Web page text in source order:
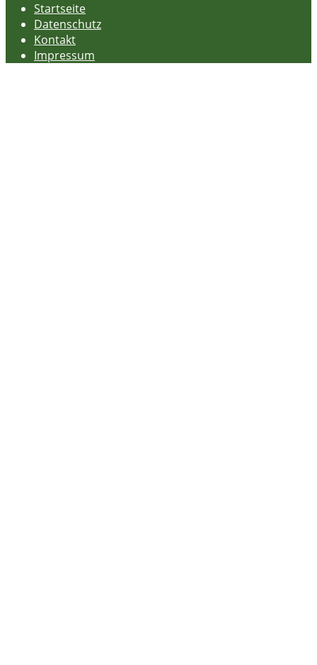
Startseite
Datenschutz
Kontakt
Impressum